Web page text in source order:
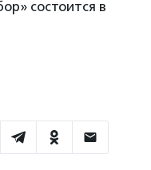
состоится в